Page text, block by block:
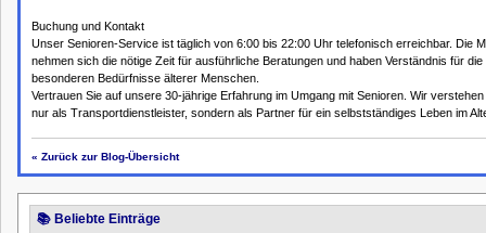
Buchung und Kontakt
Unser Senioren-Service ist täglich von 6:00 bis 22:00 Uhr telefonisch erreichbar. Die
nehmen sich die nötige Zeit für ausführliche Beratungen und haben Verständnis für die
besonderen Bedürfnisse älterer Menschen.
Vertrauen Sie auf unsere 30-jährige Erfahrung im Umgang mit Senioren. Wir
nur als Transportdienstleister, sondern als Partner für ein selbstständiges Leben im
« Zurück zur Blog-Übersicht
📚 Beliebte Einträge